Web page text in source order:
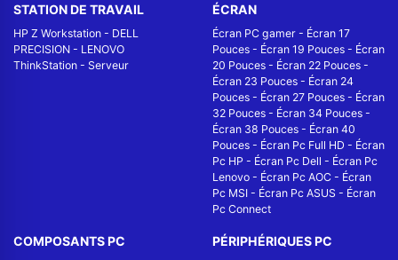
STATION DE TRAVAIL
HP Z Workstation - DELL
PRECISION - LENOVO
ThinkStation - Serveur
ÉCRAN
Écran PC gamer - Écran 17
Pouces - Écran 19 Pouces - Écran
20 Pouces - Écran 22 Pouces -
Écran 23 Pouces - Écran 24
Pouces - Écran 27 Pouces - Écran
32 Pouces - Écran 34 Pouces -
Écran 38 Pouces - Écran 40
Pouces - Écran Pc Full HD - Écran
Pc HP - Écran Pc Dell - Écran Pc
Lenovo - Écran Pc AOC - Écran
Pc MSI - Écran Pc ASUS - Écran
Pc Connect
COMPOSANTS PC PÉRIPHÉRIQUES PC